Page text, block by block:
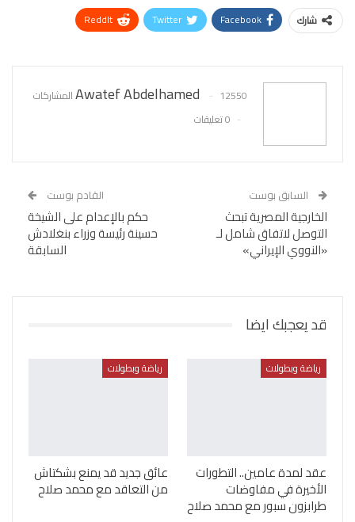
شارك Facebook
Twitter
ReddIt
Awatef Abdelhamed
12550 المشاركات
0 تعليقات
السابق بوست
الخارجية المصرية تبحث
التوصل لاتفاق شامل لـ
«النووي الإيراني»
القادم بوست
حكم بالإعدام على الشيخة
حسينة رئيسة وزراء بنغلادش
السابقة
قد يعجبك ايضا
رياضة وبطولات
عقد لمدة عامين.. التطورات
الأخيرة في مفاوضات
طرابزون سبور مع محمد صلاح
رياضة وبطولات
عائق جديد قد يمنع بشكتاش
من التعاقد مع محمد صلاح